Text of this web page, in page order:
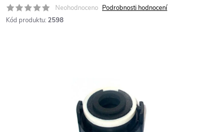
Neohodnoceno Podrobnosti hodnocení
Kód produktu: 2598